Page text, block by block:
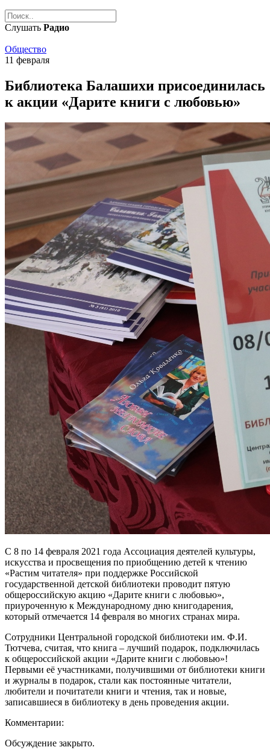
Слушать Радио
Общество
11 февраля
Библиотека Балашихи присоединилась
к акции «Дарите книги с любовью»
С 8 по 14 февраля 2021 года Ассоциация деятелей культуры,
искусства и просвещения по приобщению детей к чтению
«Растим читателя» при поддержке Российской
государственной детской библиотеки проводит пятую
общероссийскую акцию «Дарите книги с любовью»,
приуроченную к Международному дню книгодарения,
который отмечается 14 февраля во многих странах мира.
Сотрудники Центральной городской библиотеки им. Ф.И.
Тютчева, считая, что книга – лучший подарок, подключилась
к общероссийской акции «Дарите книги с любовью»!
Первыми её участниками, получившими от библиотеки книги
и журналы в подарок, стали как постоянные читатели,
любители и почитатели книги и чтения, так и новые,
записавшиеся в библиотеку в день проведения акции.
Комментарии:
Обсуждение закрыто.